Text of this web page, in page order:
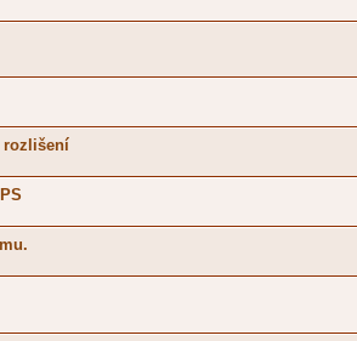
rozlišení